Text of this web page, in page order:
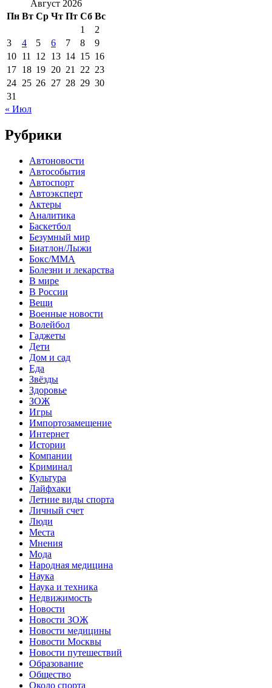
Август 2026
Пн Вт Ср Чт Пт Сб Вс
1
2
3
4 5 6 7 8
9
10 11 12 13 14 15 16
17 18 19 20 21 22 23
24 25 26 27 28 29 30
31
« Июл
Рубрики
Автоновости
Автособытия
Автоспорт
Автоэксперт
Актеры
Аналитика
Баскетбол
Безумный мир
Биатлон/Лыжи
Бокс/MMA
Болезни и лекарства
В мире
В России
Вещи
Военные новости
Волейбол
Гаджеты
Дети
Дом и сад
Еда
Звёзды
Здоровье
ЗОЖ
Игры
Импортозамещение
Интернет
Истории
Компании
Криминал
Культура
Лайфхаки
Летние виды спорта
Личный счет
Люди
Места
Мнения
Мода
Народная медицина
Наука
Наука и техника
Недвижимость
Новости
Новости ЗОЖ
Новости медицины
Новости Москвы
Новости путешествий
Образование
Общество
Около спорта